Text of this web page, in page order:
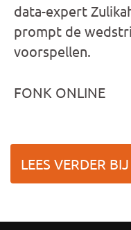
data-expert
prompt de
voorspellen.
FONK ONLINE
LEES VERDER